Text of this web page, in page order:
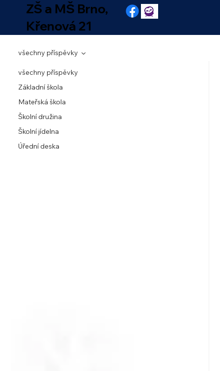
ZŠ a MŠ Brno,
Křenová 21
všechny příspěvky
Základní škola
Mateřská škola
Školní družina
Školní jídelna
Úřední deska
všechny příspěvky